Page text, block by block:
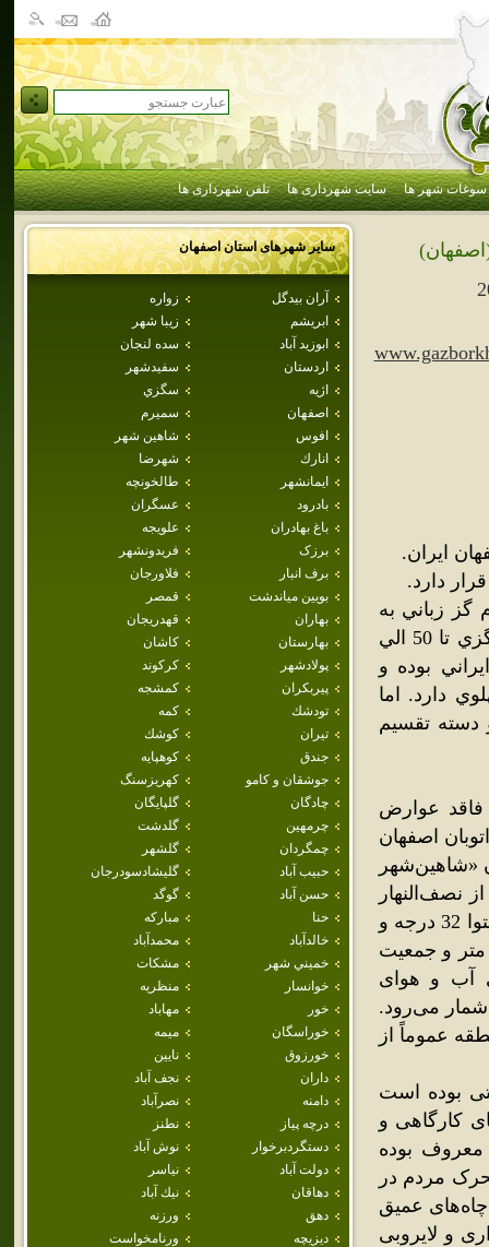
سوغات شهر ها سایت شهرداری ها تلفن شهرداری ها
سایر شهرهای استاناصفهان
آران بيدگل
زواره
ابريشم
زيبا شهر
ابوزيد آباد
سده لنجان
اردستان
سفيدشهر
اژيه
سگزي
اصفهان
سميرم
افوس
شاهين شهر
انارك
شهرضا
ايمانشهر
طالخونچه
بادرود
عسگران
باغ بهادران
علويجه
برزک
فريدونشهر
برف انبار
فلاورجان
بويين مياندشت
قمصر
بهاران
قهدريجان
بهارستان
كاشان
پولادشهر
كركوند
پيربكران
كمشجه
تودشك
كمه
تيران
كوشك
جندق
كوهپايه
جوشقان و كامو
كهريزسنگ
چادگان
گلپايگان
چرمهين
گلدشت
چمگردان
گلشهر
حبيب آباد
گليشادسودرجان
حسن آباد
گوگد
حنا
مباركه
خالدآباد
محمدآباد
خميني شهر
مشكات
خوانسار
منظريه
خور
مهاباد
خوراسگان
ميمه
خورزوق
نايين
داران
نجف آباد
دامنه
نصرآباد
درچه پياز
نطنز
دستگردبرخوار
نوش آباد
دولت آباد
نياسر
دهاقان
نيك آباد
دهق
ورزنه
ديزيچه
ورنامخواست
ايران.
دارد.
گز زباني به
نام گزي دارند که اين زبان در حال حاضر رو به نابودي است. زبان گزي تا 50 الي
بوده و
دارد. اما
دسته تقسيم
عوارض
کنار اتوبان اصفهان
«شاهین‌شهر
نصف‌النهار
گرینویج 51 درجه و 39 دقیقه و 40 ثانیه و عرض شمالی آن از خط استوا 32 درجه و
و 30 ثانیه است. ارتفاع آن نسبت به سطح دریا حدود 1500 متر و جمعیت
آب و هوای
شمار می‌رود.
عموماً از
بوده است
کارگاهی و
بوده
مردم در
عمیق
و لایروبی